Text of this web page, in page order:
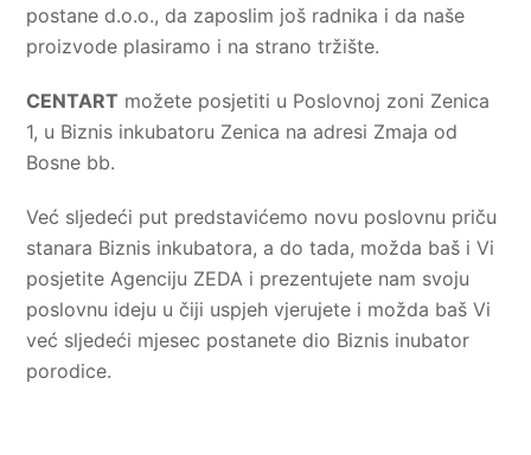
postane d.o.o., da zaposlim još radnika i da naše
proizvode plasiramo i na strano tržište.
CENTART možete posjetiti u Poslovnoj zoni Zenica
1, u Biznis inkubatoru Zenica na adresi Zmaja od
Bosne bb.
Već sljedeći put predstavićemo novu poslovnu priču
stanara Biznis inkubatora, a do tada, možda baš i Vi
posjetite Agenciju ZEDA i prezentujete nam svoju
poslovnu ideju u čiji uspjeh vjerujete i možda baš Vi
već sljedeći mjesec postanete dio Biznis inubator
porodice.